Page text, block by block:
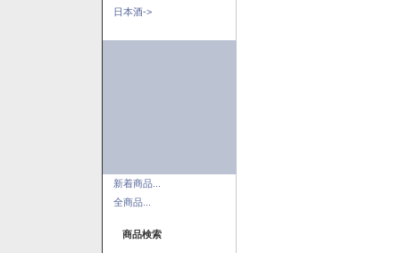
日本酒->
新着商品...
全商品...
商品検索